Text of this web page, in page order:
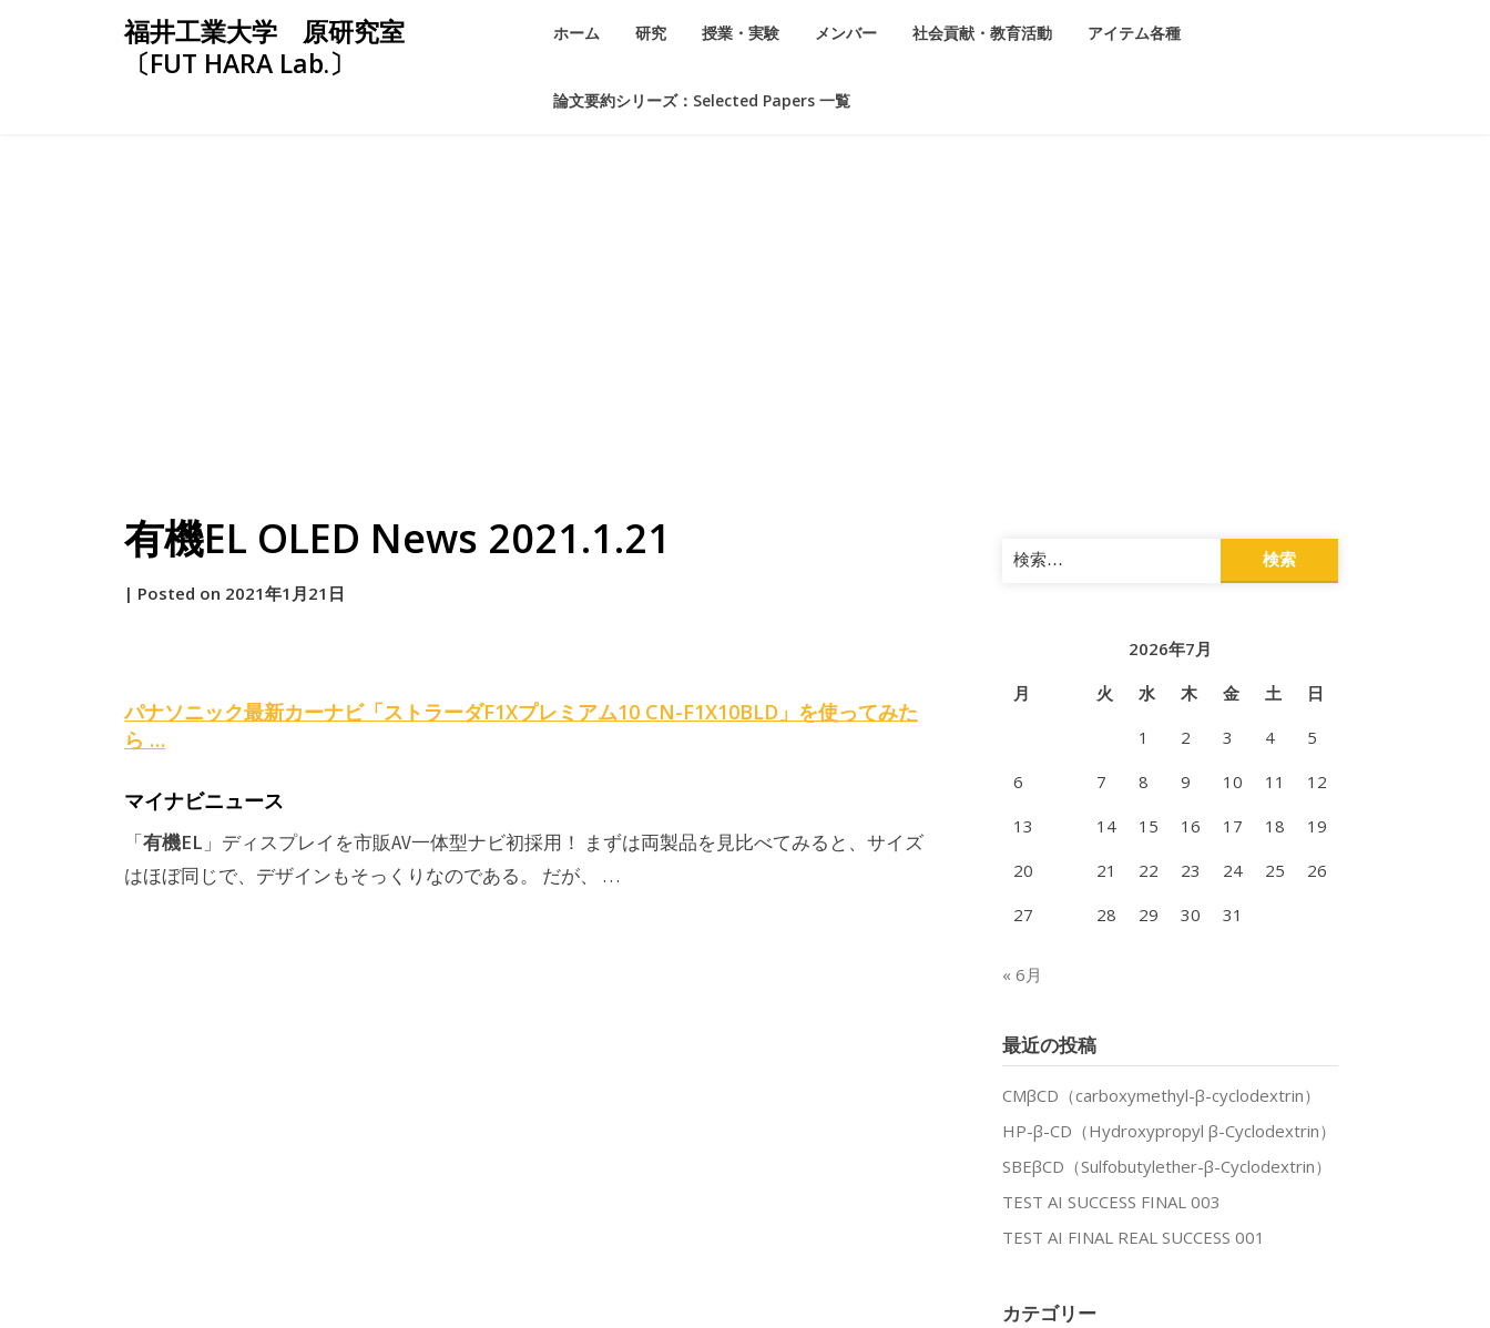
福井工業大学 原研究室
〔FUT HARA Lab.〕
ホーム 研究 授業・実験 メンバー 社会貢献・教育活動 アイテム各種
論文要約シリーズ：Selected Papers 一覧
有機EL OLED News 2021.1.21
by
| Posted on 2021年1月21日
パナソニック最新カーナビ「ストラーダF1Xプレミアム10 CN-F1X10BLD」を使ってみた
ら …
マイナビニュース
「有機EL 」ディスプレイを市販AV一体型ナビ初採用！ まずは両製品を見比べてみると、サイズ
はほぼ同じで、デザインもそっくりなのである。 だが、 …
検
索:
2026年7月
月
火 水 木 金 土
日
1
2 3 4
5
6
7 8 9 10 11
12
13
14 15 16 17 18
19
20
21 22 23 24 25
26
27
28 29 30 31
« 6月
最近の投稿
CMβCD（carboxymethyl-β-cyclodextrin）
HP-β-CD（Hydroxypropyl β-Cyclodextrin）
SBEβCD（Sulfobutylether-β-Cyclodextrin）
TEST AI SUCCESS FINAL 003
TEST AI FINAL REAL SUCCESS 001
カテゴリー